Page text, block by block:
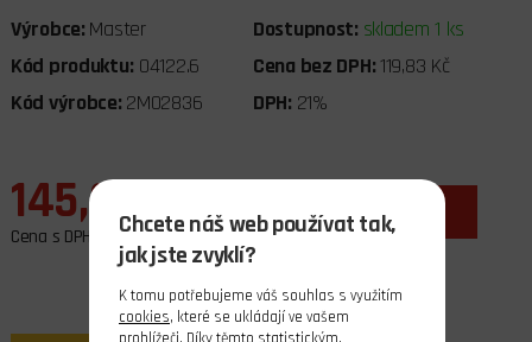
Výrobce: Master Dostupnost: skladem 1 ks
Kód produktu: 04122.6 Cena bez DPH:119,83 Kč
Kód výrobce: 2MO2836 DPH: 21%
145,00 Kč
Cena s DPH
do košíku
Chcete náš web používat tak,
jak jste zvyklí?
K tomu potřebujeme váš souhlas s využitím
cookies, které se ukládají ve vašem
prohlížeči. Díky těmto statistickým,